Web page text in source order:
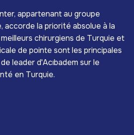
appartenant au groupe
accorde la priorité absolue à la
chirurgiens de Turquie et
de pointe sont les principales
leader d'Acıbadem sur le
en Turquie.